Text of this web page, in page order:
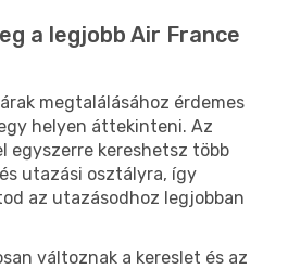
a legjobb Air France
megtalálásához érdemes
helyen áttekinteni. Az
egyszerre kereshetsz több
utazási osztályra, így
az utazásodhoz legjobban
változnak a kereslet és az